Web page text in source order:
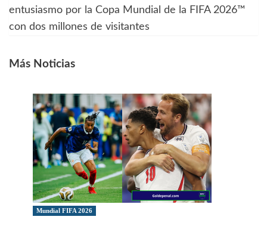
entradas
entusiasmo por la Copa Mundial de la FIFA 2026™
con dos millones de visitantes
Más Noticias
Mundial FIFA 2026